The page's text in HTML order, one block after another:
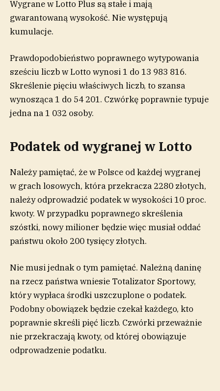
Wygrane w Lotto Plus są stałe i mają
gwarantowaną wysokość. Nie występują
kumulacje.
Prawdopodobieństwo poprawnego wytypowania
sześciu liczb w Lotto wynosi 1 do 13 983 816.
Skreślenie pięciu właściwych liczb, to szansa
wynosząca 1 do 54 201. Czwórkę poprawnie typuje
jedna na 1 032 osoby.
Podatek od wygranej w Lotto
Należy pamiętać, że w Polsce od każdej wygranej
w grach losowych, która przekracza 2280 złotych,
należy odprowadzić podatek w wysokości 10 proc.
kwoty. W przypadku poprawnego skreślenia
szóstki, nowy milioner będzie więc musiał oddać
państwu około 200 tysięcy złotych.
Nie musi jednak o tym pamiętać. Należną daninę
na rzecz państwa wniesie Totalizator Sportowy,
który wypłaca środki uszczuplone o podatek.
Podobny obowiązek będzie czekał każdego, kto
poprawnie skreśli pięć liczb. Czwórki przeważnie
nie przekraczają kwoty, od której obowiązuje
odprowadzenie podatku.